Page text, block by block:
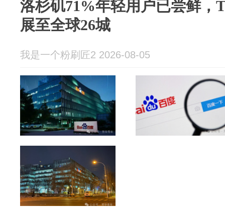
洛杉矶71%年轻用户已尝鲜，
展至全球26城
我是一个粉刷匠2 2026-08-05